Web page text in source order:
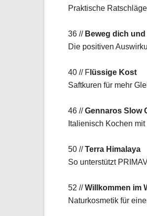
Praktische
36 // Beweg dich
Die positiven
40 // F lüssige Kost
Saftkuren für mehr
46 //Gennaros Slow
Italienisch Kochen
50 //Terra Himalaya
So unterstützt
52 //Willkommen im
Naturkosmetik für